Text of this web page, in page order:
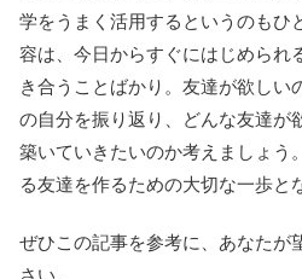
学をうまく活用するというのもひ
容は、今日からすぐにはじめられ
き合うことばかり。友達が欲しい
の自分を振り返り、どんな友達が
築いていきたいのか考えましょう
る友達を作るための大切な一歩と
ぜひこの記事を参考に、あなたが
さい。